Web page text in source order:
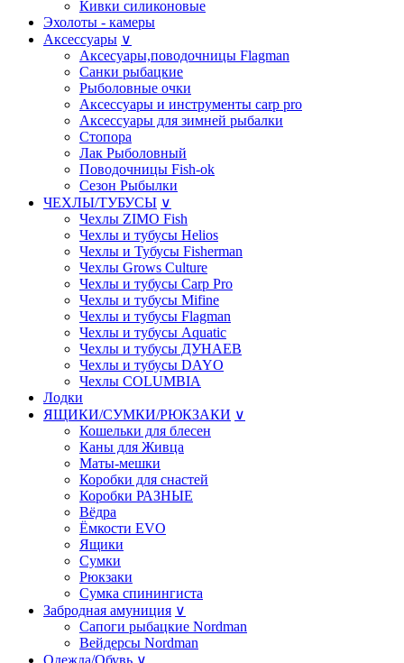
Кивки силиконовые
Эхолоты - камеры
Аксессуары ∨
Аксесуары,поводочницы Flagman
Санки рыбацкие
Рыболовные очки
Аксессуары и инструменты carp pro
Аксессуары для зимней рыбалки
Стопора
Лак Рыболовный
Поводочницы Fish-ok
Сезон Рыбылки
ЧЕХЛЫ/ТУБУСЫ ∨
Чехлы ZIMO Fish
Чехлы и тубусы Helios
Чехлы и Тубусы Fisherman
Чехлы Grows Culture
Чехлы и тубусы Carp Pro
Чехлы и тубусы Mifine
Чехлы и тубусы Flagman
Чехлы и тубусы Aquatic
Чехлы и тубусы ДУНАЕВ
Чехлы и тубусы DAYO
Чехлы COLUMBIA
Лодки
ЯЩИКИ/СУМКИ/РЮКЗАКИ ∨
Кошельки для блесен
Каны для Живца
Маты-мешки
Коробки для снастей
Коробки РАЗНЫE
Вёдра
Ёмкости EVO
Ящики
Сумки
Рюкзаки
Сумка спинингиста
Забродная амуниция ∨
Сапоги рыбацкие Nordman
Вейдерсы Nordman
Одежда/Обувь ∨